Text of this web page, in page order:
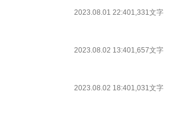
2023.08.01 22:401,331文字
2023.08.02 13:401,657文字
2023.08.02 18:401,031文字